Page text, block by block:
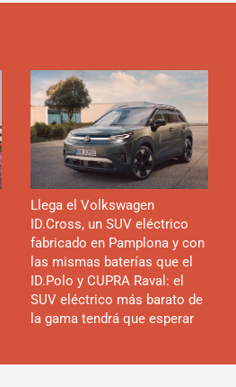
Llega el Volkswagen
ID.Cross, un SUV eléctrico
fabricado en Pamplona y con
las mismas baterías que el
ID.Polo y CUPRA Raval: el
SUV eléctrico más barato de
la gama tendrá que esperar